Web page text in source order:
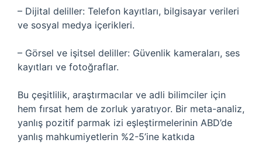
– Dijital deliller: Telefon kayıtları, bilgisayar verileri
ve sosyal medya içerikleri.
– Görsel ve işitsel deliller: Güvenlik kameraları, ses
kayıtları ve fotoğraflar.
Bu çeşitlilik, araştırmacılar ve adli bilimciler için
hem fırsat hem de zorluk yaratıyor. Bir meta-analiz,
yanlış pozitif parmak izi eşleştirmelerinin ABD’de
yanlış mahkumiyetlerin %2-5’ine katkıda